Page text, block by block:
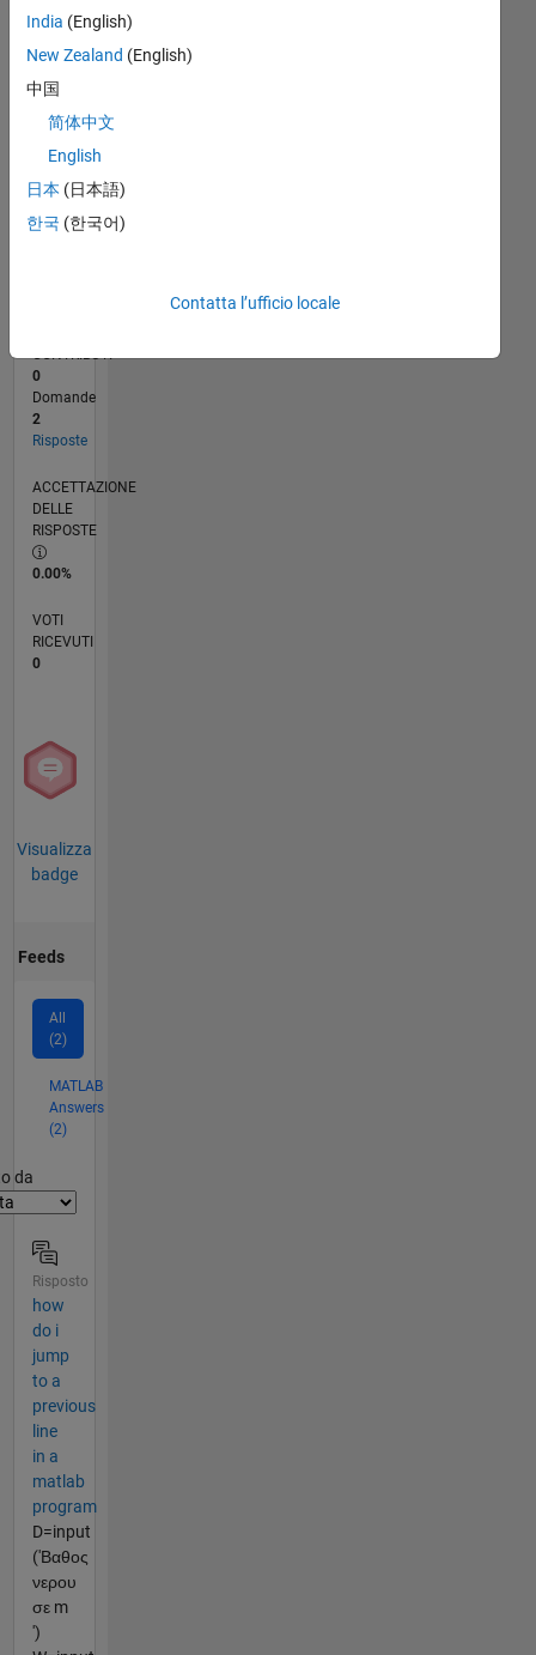
L
11/22
04/23
09/23
02/24
07/24
12/24
05/25
10/25
03/26
08/26
05/23
11/23
05/24
11/24
11/25
05/26
06/23
01/24
08/24
03/25
177.718
of
CONTRIBUTI
0
Domande
2
Risposte
ACCETTAZIONE
DELLE
RISPOSTE
0.00%
VOTI
RICEVUTI
0
Visualizza
badge
Feeds
All
(2)
MATLAB
Answers
(2)
da
Risposto
how
do i
jump
to a
previous
line
in a
matlab
program
D=input
('Βαθος
νερου
σε m
')
India (English)
New Zealand (English)
中国
简体中文
English
日本 (日本語)
한국 (한국어)
Contatta l’ufficio locale